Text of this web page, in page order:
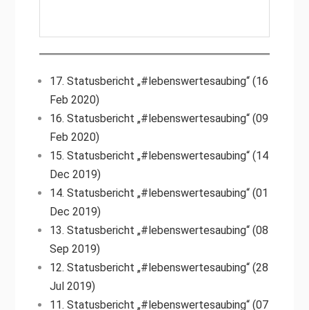
17. Statusbericht „#lebenswertesaubing“ (16
Feb 2020)
16. Statusbericht „#lebenswertesaubing“ (09
Feb 2020)
15. Statusbericht „#lebenswertesaubing“ (14
Dec 2019)
14. Statusbericht „#lebenswertesaubing“ (01
Dec 2019)
13. Statusbericht „#lebenswertesaubing“ (08
Sep 2019)
12. Statusbericht „#lebenswertesaubing“ (28
Jul 2019)
11. Statusbericht „#lebenswertesaubing“ (07